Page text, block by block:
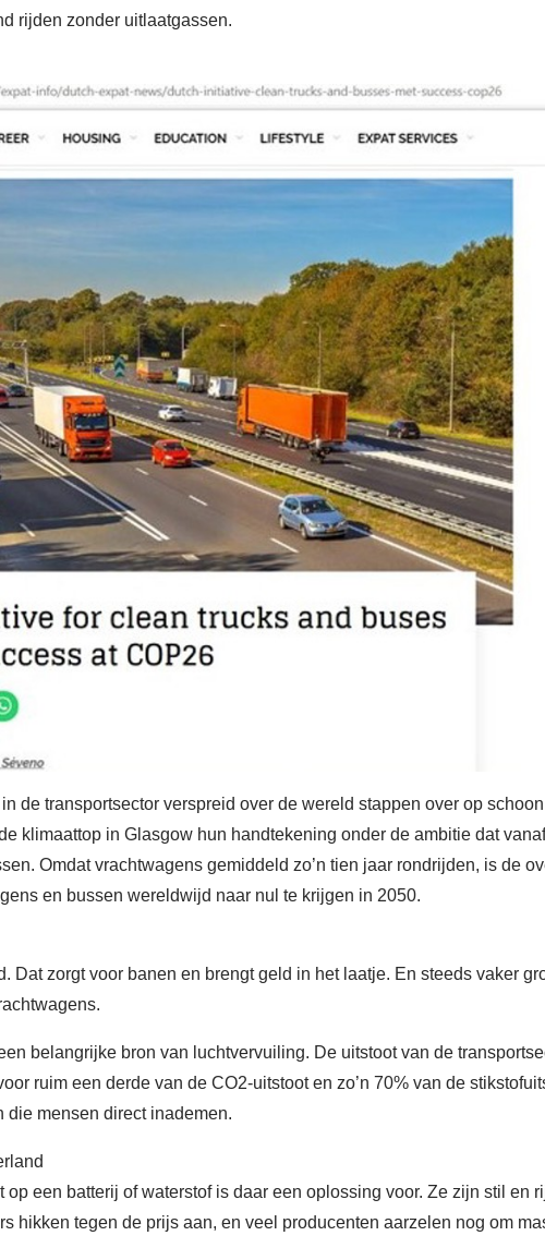
rijden zonder uitlaatgassen.
de transportsector verspreid over de wereld stappen over op
klimaattop in Glasgow hun handtekening onder de ambitie dat
Omdat vrachtwagens gemiddeld zo’n tien jaar rondrijden, is de
en bussen wereldwijd naar nul te krijgen in 2050.
Dat zorgt voor banen en brengt geld in het laatje. En steeds vaker
belangrijke bron van luchtvervuiling. De uitstoot van de
ruim een derde van de CO2-uitstoot en zo’n 70% van de
mensen direct inademen.
op een batterij of waterstof is daar een oplossing voor. Ze zijn stil en
hikken tegen de prijs aan, en veel producenten aarzelen nog om